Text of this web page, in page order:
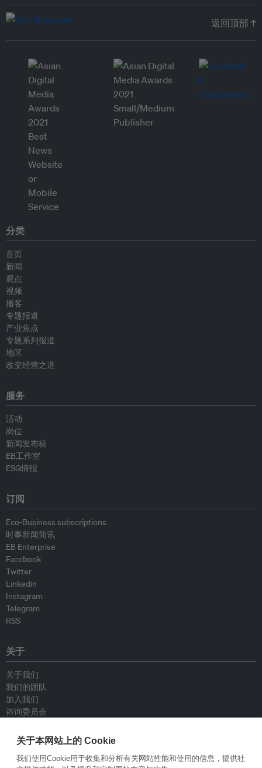
返回顶部 ↑
分类
首页
新闻
观点
视频
播客
专题报道
产业焦点
专题系列报道
地区
改变经营之道
服务
活动
岗位
新闻发布稿
EB工作室
ESG情报
订阅
Eco-Business subscriptions
时事新闻简讯
EB Enterprise
Facebook
Twitter
Linkedin
Instagram
Telegram
RSS
关于
关于我们
我们的团队
加入我们
咨询委员会
联系我们
关于本网站上的 Cookie
我们使用Cookie用于收集和分析有关网站性能和使用的信息，提供社